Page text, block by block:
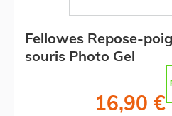
Fellowes Repose-
souris Photo Gel
16,90 €